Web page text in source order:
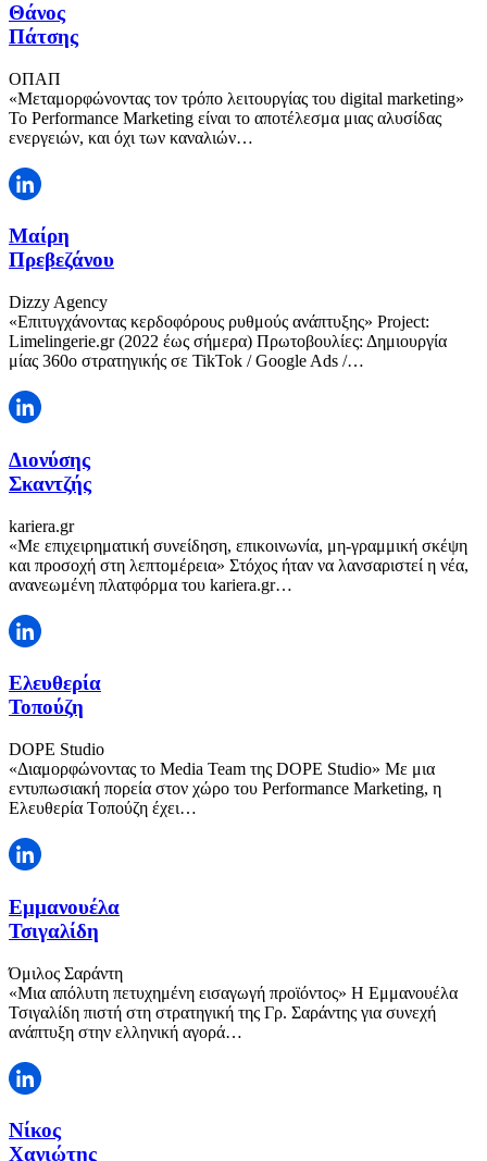
Θάνος
Πάτσης
ΟΠΑΠ
«Μεταμορφώνοντας τον τρόπο λειτουργίας του digital marketing»
Το Performance Marketing είναι το αποτέλεσμα μιας αλυσίδας
ενεργειών, και όχι των καναλιών…
Μαίρη
Πρεβεζάνου
Dizzy Agency
«Επιτυγχάνοντας κερδοφόρους ρυθμούς ανάπτυξης» Project:
Limelingerie.gr (2022 έως σήμερα) Πρωτοβουλίες: Δημιουργία
μίας 360o στρατηγικής σε TikTok / Google Ads /…
Διονύσης
Σκαντζής
kariera.gr
«Με επιχειρηματική συνείδηση, επικοινωνία, μη-γραμμική σκέψη
και προσοχή στη λεπτομέρεια» Στόχος ήταν να λανσαριστεί η νέα,
ανανεωμένη πλατφόρμα του kariera.gr…
Ελευθερία
Τοπούζη
DOPE Studio
«Διαμορφώνοντας το Media Team της DOPE Studio» Με μια
εντυπωσιακή πορεία στον χώρο του Performance Marketing, η
Ελευθερία Tοπούζη έχει…
Εμμανουέλα
Τσιγαλίδη
Όμιλος Σαράντη
«Μια απόλυτη πετυχημένη εισαγωγή προϊόντος» Η Εμμανουέλα
Τσιγαλίδη πιστή στη στρατηγική της Γρ. Σαράντης για συνεχή
ανάπτυξη στην ελληνική αγορά…
Νίκος
Χανιώτης